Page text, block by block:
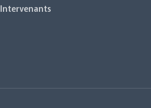
Intervenants